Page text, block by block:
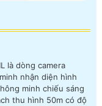
là dòng camera
nhận diện hình
minh chiếu sáng
thu hình 50m có độ